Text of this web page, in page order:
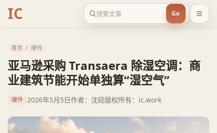
IC Go
首页 / 硬件
亚马逊采购 Transaera 除湿空调：商
业建筑节能开始单独算“湿空气”
硬件 2026年5月5日作者：沈砚版权所有：ic.work